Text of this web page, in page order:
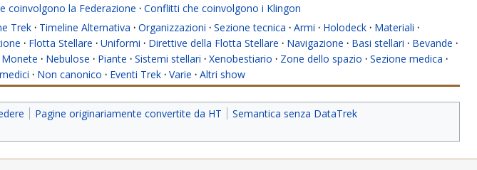
coinvolgono la Federazione · Conflitti che coinvolgono i Klingon
Trek · Timeline Alternativa · Organizzazioni · Sezione tecnica · Armi · Holodeck · Materiali ·
· Flotta Stellare · Uniformi · Direttive della Flotta Stellare · Navigazione · Basi stellari · Bevande ·
Monete · Nebulose · Piante · Sistemi stellari · Xenobestiario · Zone dello spazio · Sezione medica ·
· Non canonico · Eventi Trek · Varie · Altri show
Pagine originariamente convertite da HT
Semantica senza DataTrek